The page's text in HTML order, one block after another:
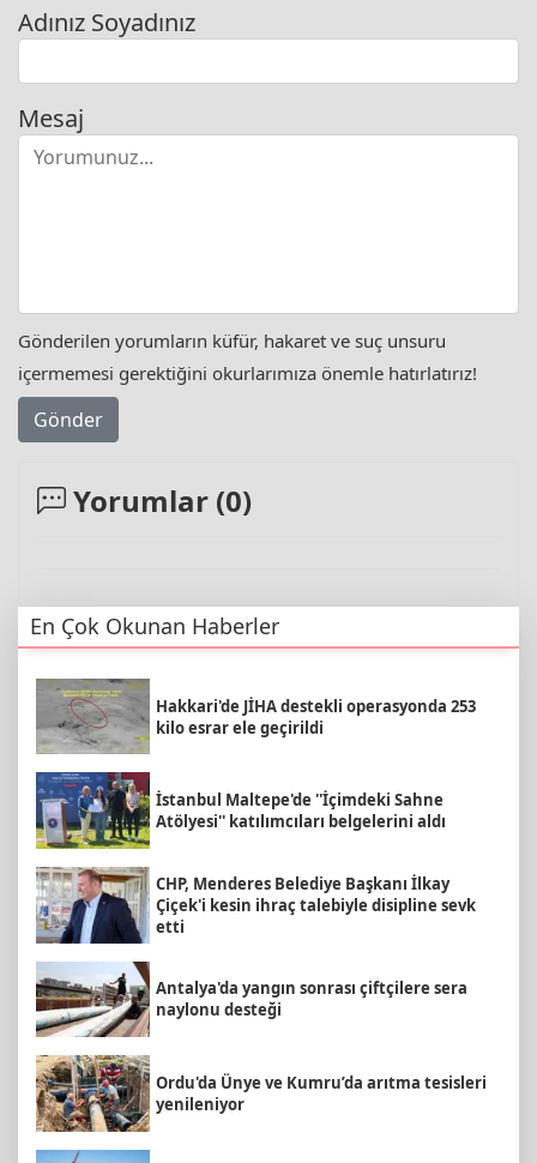
Adınız Soyadınız
Mesaj
Gönderilen yorumların küfür, hakaret ve suç unsuru
içermemesi gerektiğini okurlarımıza önemle hatırlatırız!
Gönder
Yorumlar (0)
En Çok Okunan Haberler
Hakkari'de JİHA destekli operasyonda 253
kilo esrar ele geçirildi
İstanbul Maltepe'de ''İçimdeki Sahne
Atölyesi'' katılımcıları belgelerini aldı
CHP, Menderes Belediye Başkanı İlkay
Çiçek'i kesin ihraç talebiyle disipline sevk
etti
Antalya'da yangın sonrası çiftçilere sera
naylonu desteği
Ordu'da Ünye ve Kumru’da arıtma tesisleri
yenileniyor